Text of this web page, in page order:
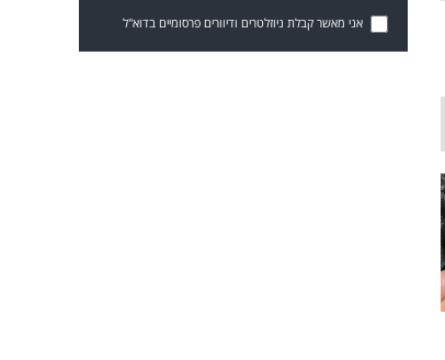
אני מאשר קבלת ניוזלטרים ודיוורים פרסומיים בדוא"ל